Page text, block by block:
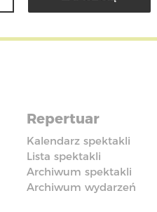
Repertuar
Kalendarz spektakli
Lista spektakli
Archiwum spektakli
Archiwum wydarzeń